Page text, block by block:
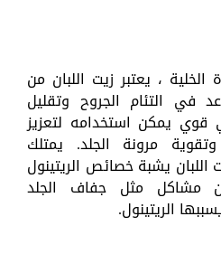
، يعتبر زيت اللبان من
في التئام الجروح وتقليل
قوي يمكن استخدامه لتعزيز
مرونة الجلد. يمتلك
يشبة خصائص الريتينول
مشاكل مثل جفاف الجلد
الريتينول.